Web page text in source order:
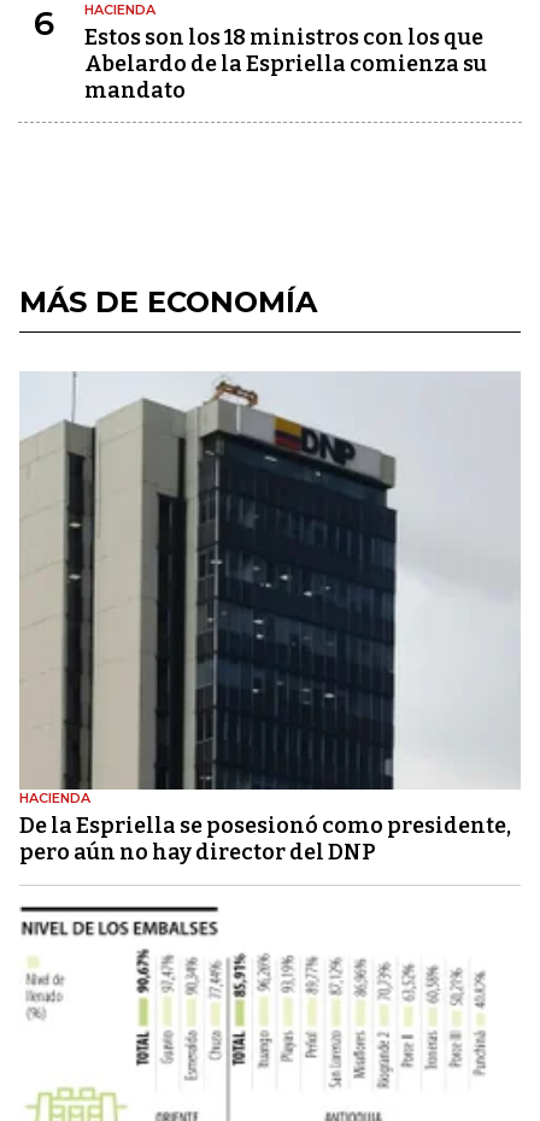
6 HACIENDA
Estos son los 18 ministros con los que
Abelardo de la Espriella comienza su
mandato
MÁS DE ECONOMÍA
HACIENDA
De la Espriella se posesionó como presidente,
pero aún no hay director del DNP